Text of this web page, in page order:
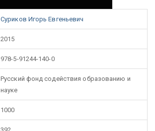
Суриков Игорь Евгеньевич
2015
978-5-91244-140-0
Русский фонд содействия образованию и
науке
1000
392